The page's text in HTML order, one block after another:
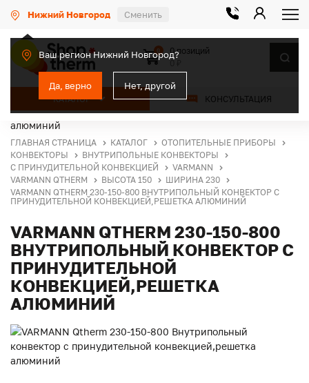
Нижний Новгород Сменить
Ваш регион Нижний Новгород?
Да, верно Нет, другой
КАТАЛОГ КОНСУЛЬТАЦИЯ
0
0 позиций
ГЛАВНАЯ СТРАНИЦА КАТАЛОГ
ОТОПИТЕЛЬНЫЕ ПРИБОРЫ
КОНВЕКТОРЫ
ВНУТРИПОЛЬНЫЕ КОНВЕКТОРЫ
С ПРИНУДИТЕЛЬНОЙ КОНВЕКЦИЕЙ
VARMANN
VARMANN QTHERM
ВЫСОТА 150
ШИРИНА 230
VARMANN QTHERM 230-150-800 ВНУТРИПОЛЬНЫЙ КОНВЕКТОР С
ПРИНУДИТЕЛЬНОЙ КОНВЕКЦИЕЙ,РЕШЕТКА АЛЮМИНИЙ
VARMANN QTHERM 230-150-800
ВНУТРИПОЛЬНЫЙ КОНВЕКТОР С
ПРИНУДИТЕЛЬНОЙ
КОНВЕКЦИЕЙ,РЕШЕТКА
АЛЮМИНИЙ